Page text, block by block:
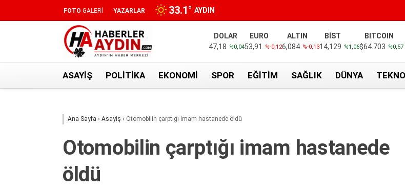
FOTO GALERİ YAZARLAR 33.1° AYDIN
DOLAR
47,18 %0,04
EURO
53,91
%-0,12
ALTIN
6,084 %-0,13
BİST
14,129 %1,06
BITCOIN
$64.703 %0,57
ASAYIŞ POLITIKA EKONOMI SPOR EĞITIM SAĞLIK DÜNYA
Ana Sayfa › Asayiş › Otomobilin çarptığı imam hastanede öldü
Otomobilin çarptığı imam hastanede
öldü